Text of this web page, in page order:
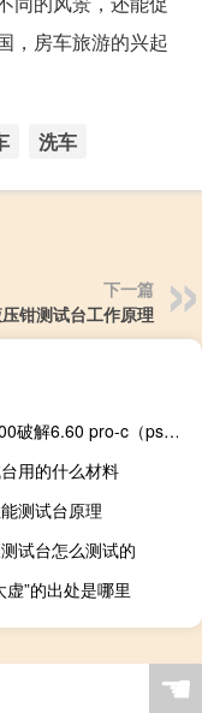
，房车旅游的兴起
洗车
下一篇
钳测试台工作原理
psp3000破解6.60 pro-c（psp3000破解软件）
用的什么材料
测试台原理
试台怎么测试的
虚”的出处是哪里
☚